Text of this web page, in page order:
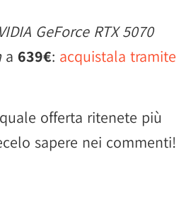
GeForce RTX 5070
a 639€: acquistala tramite
offerta ritenete più
sapere nei commenti!